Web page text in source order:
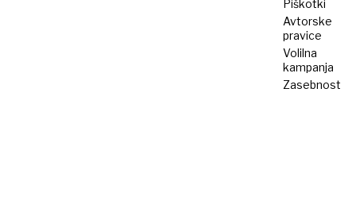
Piškotki
Avtorske
pravice
Volilna
kampanja
Zasebnost